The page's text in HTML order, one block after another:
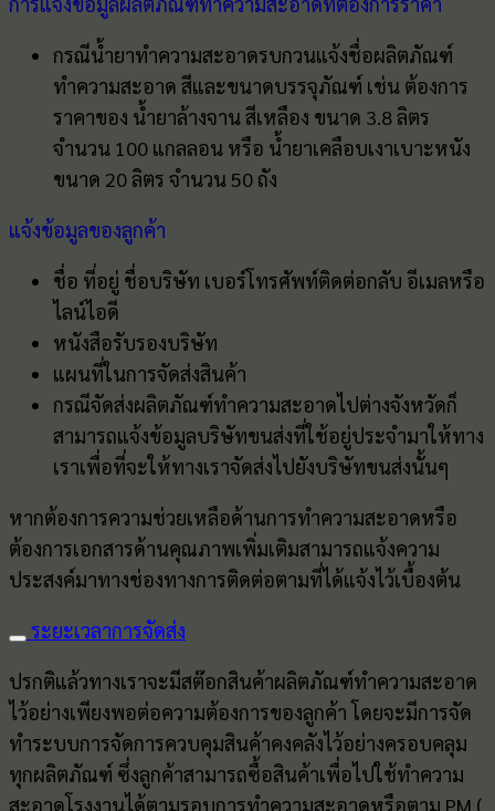
กรณีน้ำยาทำความสะอาดรบกวนแจ้งชื่อผลิตภัณฑ์
ทำความสะอาด สีและขนาดบรรจุภัณฑ์ เช่น ต้องการ
ราคาของ น้ำยาล้างจาน สีเหลือง ขนาด 3.8 ลิตร
จำนวน 100 แกลลอน หรือ น้ำยาเคลือบเงาเบาะหนัง
ขนาด 20 ลิตร จำนวน 50 ถัง
แจ้งข้อมูลของลูกค้า
ชื่อ ที่อยู่ ชื่อบริษัท เบอร์โทรศัพท์ติดต่อกลับ อีเมลหรือ
ไลน์ไอดี
หนังสือรับรองบริษัท
แผนที่ในการจัดส่งสินค้า
กรณีจัดส่งผลิตภัณฑ์ทำความสะอาดไปต่างจังหวัดก็
สามารถแจ้งข้อมูลบริษัทขนส่งที่ใช้อยู่ประจำมาให้ทาง
เราเพื่อที่จะให้ทางเราจัดส่งไปยังบริษัทขนส่งนั้นๆ
หากต้องการความช่วยเหลือด้านการทำความสะอาดหรือ
ต้องการเอกสารด้านคุณภาพเพิ่มเติมสามารถแจ้งความ
ประสงค์มาทางช่องทางการติดต่อตามที่ได้แจ้งไว้เบื้องต้น
ระยะเวลาการจัดส่ง
ปรกติแล้วทางเราจะมีสต๊อกสินค้าผลิตภัณฑ์ทำความสะอาด
ไว้อย่างเพียงพอต่อความต้องการของลูกค้า โดยจะมีการจัด
ทำระบบการจัดการควบคุมสินค้าคงคลังไว้อย่างครอบคลุม
ทุกผลิตภัณฑ์ ซึ่งลูกค้าสามารถซื้อสินค้าเพื่อไปใช้ทำความ
สะอาดโรงงานได้ตามรอบการทำความสะอาดหรือตาม PM (